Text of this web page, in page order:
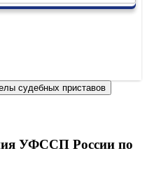
судебных приставов
УФССП России по